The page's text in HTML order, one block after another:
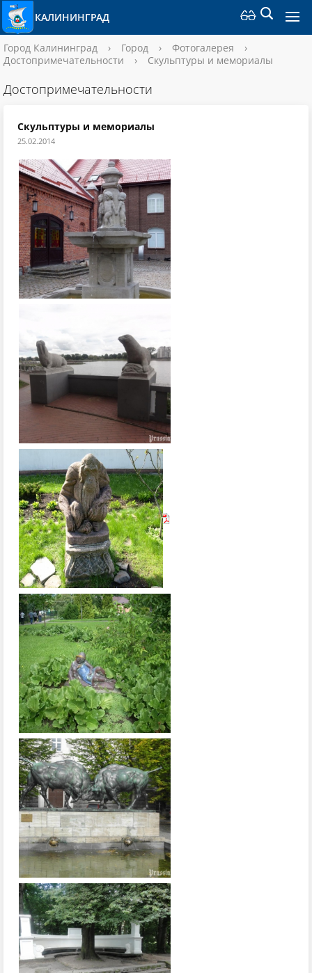
КАЛИНИНГРАД
Город Калининград › Город › Фотогалерея
›
Достопримечательности
› Скульптуры и мемориалы
Достопримечательности
Скульптуры и мемориалы
25.02.2014